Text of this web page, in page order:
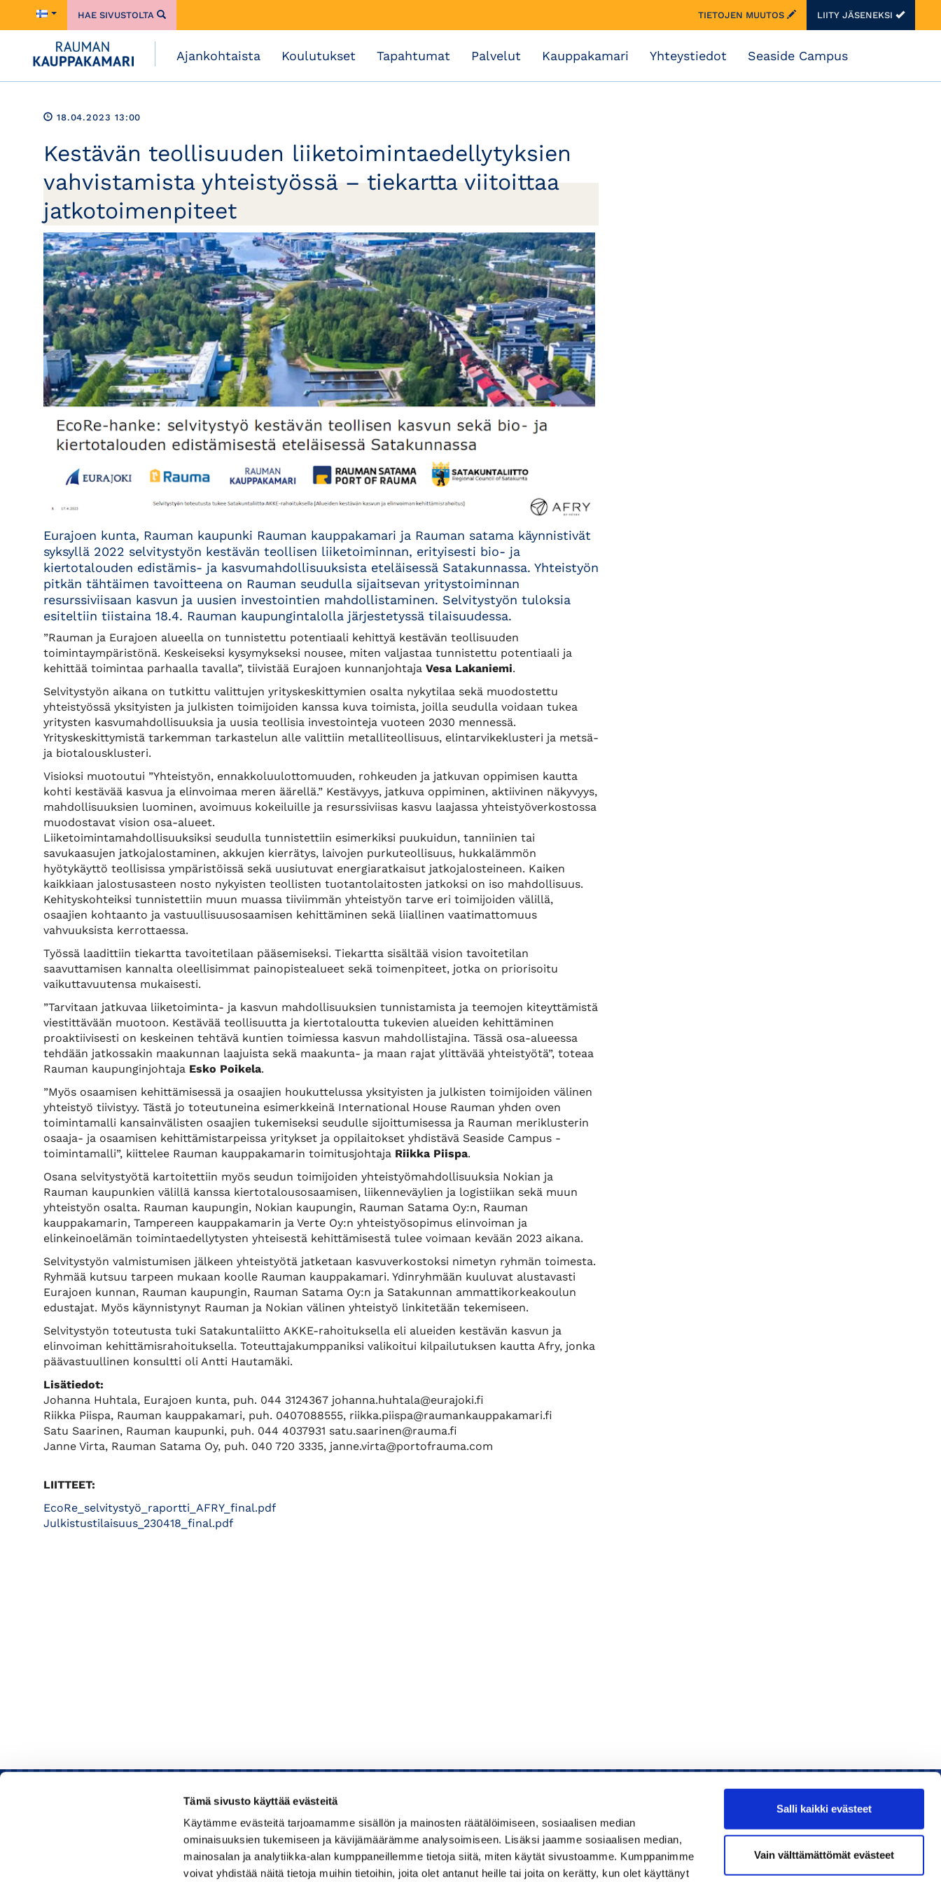
Tämä sivusto käyttää evästeitä
Käytämme evästeitä tarjoamamme sisällön ja mainosten räätälöimiseen, sosiaalisen median
ominaisuuksien tukemiseen ja kävijämäärämme analysoimiseen. Lisäksi jaamme sosiaalisen median,
mainosalan ja analytiikka-alan kumppaneillemme tietoja siitä, miten käytät sivustoamme. Kumppanimme
voivat yhdistää näitä tietoja muihin tietoihin, joita olet antanut heille tai joita on kerätty, kun olet käyttänyt
Salli kaikki evästeet
Vain välttämättömät evästeet
HAE SIVUSTOLTA TIETOJEN MUUTOS LIITY JÄSENEKSI
Ajankohtaista Koulutukset Tapahtumat Palvelut Kauppakamari Yhteystiedot Seaside Campus
18.04.2023 13:00
Kestävän teollisuuden liiketoimintaedellytyksien
vahvistamista yhteistyössä – tiekartta viitoittaa
jatkotoimenpiteet
Eurajoen kunta, Rauman kaupunki Rauman kauppakamari ja Rauman satama käynnistivät
syksyllä 2022 selvitystyön kestävän teollisen liiketoiminnan, erityisesti bio- ja
kiertotalouden edistämis- ja kasvumahdollisuuksista eteläisessä Satakunnassa. Yhteistyön
pitkän tähtäimen tavoitteena on Rauman seudulla sijaitsevan yritystoiminnan
resurssiviisaan kasvun ja uusien investointien mahdollistaminen. Selvitystyön tuloksia
esiteltiin tiistaina 18.4. Rauman kaupungintalolla järjestetyssä tilaisuudessa.
”Rauman ja Eurajoen alueella on tunnistettu potentiaali kehittyä kestävän teollisuuden
toimintaympäristönä. Keskeiseksi kysymykseksi nousee, miten valjastaa tunnistettu potentiaali ja
kehittää toimintaa parhaalla tavalla”, tiivistää Eurajoen kunnanjohtaja Vesa Lakaniemi.
Selvitystyön aikana on tutkittu valittujen yrityskeskittymien osalta nykytilaa sekä muodostettu
yhteistyössä yksityisten ja julkisten toimijoiden kanssa kuva toimista, joilla seudulla voidaan tukea
yritysten kasvumahdollisuuksia ja uusia teollisia investointeja vuoteen 2030 mennessä.
Yrityskeskittymistä tarkemman tarkastelun alle valittiin metalliteollisuus, elintarvikeklusteri ja metsä-
ja biotalousklusteri.
Visioksi muotoutui ”Yhteistyön, ennakkoluulottomuuden, rohkeuden ja jatkuvan oppimisen kautta
kohti kestävää kasvua ja elinvoimaa meren äärellä.” Kestävyys, jatkuva oppiminen, aktiivinen näkyvyys,
mahdollisuuksien luominen, avoimuus kokeiluille ja resurssiviisas kasvu laajassa yhteistyöverkostossa
muodostavat vision osa-alueet.
Liiketoimintamahdollisuuksiksi seudulla tunnistettiin esimerkiksi puukuidun, tanniinien tai
savukaasujen jatkojalostaminen, akkujen kierrätys, laivojen purkuteollisuus, hukkalämmön
hyötykäyttö teollisissa ympäristöissä sekä uusiutuvat energiaratkaisut jatkojalosteineen. Kaiken
kaikkiaan jalostusasteen nosto nykyisten teollisten tuotantolaitosten jatkoksi on iso mahdollisuus.
Kehityskohteiksi tunnistettiin muun muassa tiiviimmän yhteistyön tarve eri toimijoiden välillä,
osaajien kohtaanto ja vastuullisuusosaamisen kehittäminen sekä liiallinen vaatimattomuus
vahvuuksista kerrottaessa.
Työssä laadittiin tiekartta tavoitetilaan pääsemiseksi. Tiekartta sisältää vision tavoitetilan
saavuttamisen kannalta oleellisimmat painopistealueet sekä toimenpiteet, jotka on priorisoitu
vaikuttavuutensa mukaisesti.
”Tarvitaan jatkuvaa liiketoiminta- ja kasvun mahdollisuuksien tunnistamista ja teemojen kiteyttämistä
viestittävään muotoon. Kestävää teollisuutta ja kiertotaloutta tukevien alueiden kehittäminen
proaktiivisesti on keskeinen tehtävä kuntien toimiessa kasvun mahdollistajina. Tässä osa-alueessa
tehdään jatkossakin maakunnan laajuista sekä maakunta- ja maan rajat ylittävää yhteistyötä”, toteaa
Rauman kaupunginjohtaja Esko Poikela.
”Myös osaamisen kehittämisessä ja osaajien houkuttelussa yksityisten ja julkisten toimijoiden välinen
yhteistyö tiivistyy. Tästä jo toteutuneina esimerkkeinä International House Rauman yhden oven
toimintamalli kansainvälisten osaajien tukemiseksi seudulle sijoittumisessa ja Rauman meriklusterin
osaaja- ja osaamisen kehittämistarpeissa yritykset ja oppilaitokset yhdistävä Seaside Campus -
toimintamalli”, kiittelee Rauman kauppakamarin toimitusjohtaja Riikka Piispa.
Osana selvitystyötä kartoitettiin myös seudun toimijoiden yhteistyömahdollisuuksia Nokian ja
Rauman kaupunkien välillä kanssa kiertotalousosaamisen, liikenneväylien ja logistiikan sekä muun
yhteistyön osalta. Rauman kaupungin, Nokian kaupungin, Rauman Satama Oy:n, Rauman
kauppakamarin, Tampereen kauppakamarin ja Verte Oy:n yhteistyösopimus elinvoiman ja
elinkeinoelämän toimintaedellytysten yhteisestä kehittämisestä tulee voimaan kevään 2023 aikana.
Selvitystyön valmistumisen jälkeen yhteistyötä jatketaan kasvuverkostoksi nimetyn ryhmän toimesta.
Ryhmää kutsuu tarpeen mukaan koolle Rauman kauppakamari. Ydinryhmään kuuluvat alustavasti
Eurajoen kunnan, Rauman kaupungin, Rauman Satama Oy:n ja Satakunnan ammattikorkeakoulun
edustajat. Myös käynnistynyt Rauman ja Nokian välinen yhteistyö linkitetään tekemiseen.
Selvitystyön toteutusta tuki Satakuntaliitto AKKE-rahoituksella eli alueiden kestävän kasvun ja
elinvoiman kehittämisrahoituksella. Toteuttajakumppaniksi valikoitui kilpailutuksen kautta Afry, jonka
päävastuullinen konsultti oli Antti Hautamäki.
Lisätiedot:
Johanna Huhtala, Eurajoen kunta, puh. 044 3124367 johanna.huhtala@eurajoki.fi
Riikka Piispa, Rauman kauppakamari, puh. 0407088555, riikka.piispa@raumankauppakamari.fi
Satu Saarinen, Rauman kaupunki, puh. 044 4037931 satu.saarinen@rauma.fi
Janne Virta, Rauman Satama Oy, puh. 040 720 3335, janne.virta@portofrauma.com
LIITTEET:
EcoRe_selvitystyö_raportti_AFRY_final.pdf
Julkistustilaisuus_230418_final.pdf
Rauman kauppakamari
Kauppakamari
Koulutukset ja tapahtumat
Liity jäseneksi